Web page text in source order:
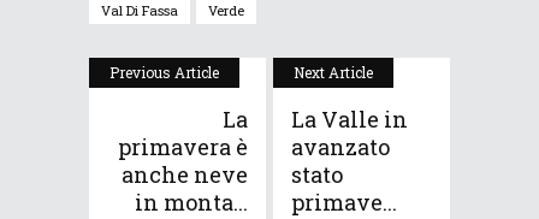
Val Di Fassa
Verde
Previous Article
La
primavera è
anche neve
in monta...
Next Article
La Valle in
avanzato
stato
primave...